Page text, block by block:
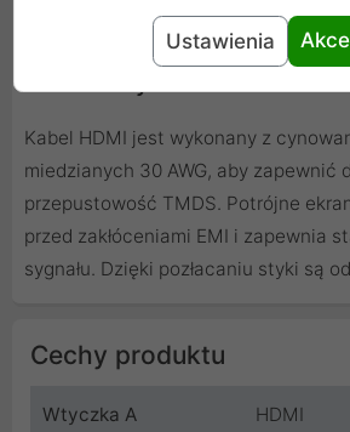
Kabel HDMI jest wykonany z
miedzianych 30 AWG, aby zapewnić
przepustowość TMDS. Potrójne
przed zakłóceniami EMI i zapewnia
sygnału. Dzięki pozłacaniu styki są
Cechy produktu
Wtyczka A HDMI
Ustawienia